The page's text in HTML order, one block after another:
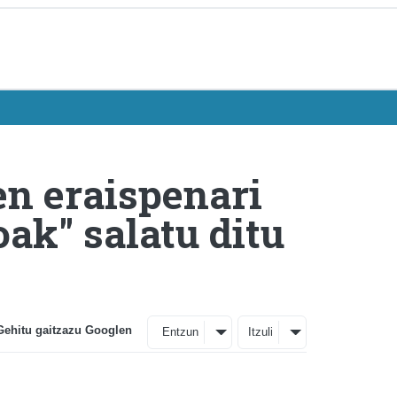
eraispenari
salatu ditu
gaitzazu Googlen Entzun Itzuli